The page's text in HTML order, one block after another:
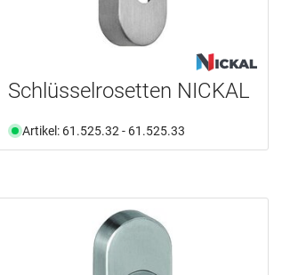
Schlüsselrosetten NICKAL
Artikel: 61.525.32 - 61.525.33